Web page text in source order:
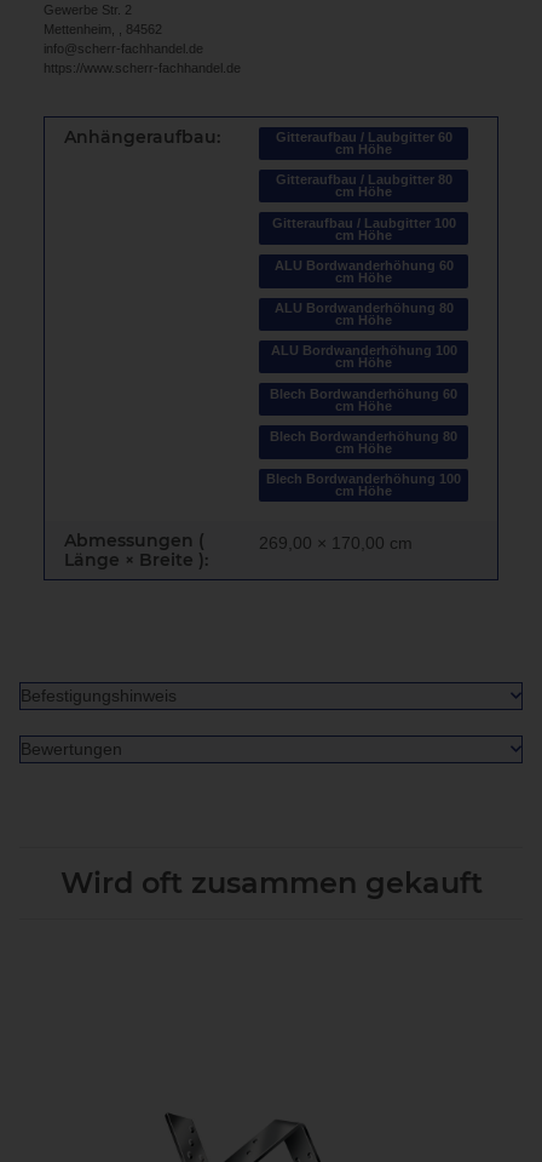
Gewerbe Str. 2
Mettenheim, , 84562
info@scherr-fachhandel.de
https://www.scherr-fachhandel.de
Anhängeraufbau:
Gitteraufbau / Laubgitter 60
cm Höhe
Gitteraufbau / Laubgitter 80
cm Höhe
Gitteraufbau / Laubgitter 100
cm Höhe
ALU Bordwanderhöhung 60
cm Höhe
ALU Bordwanderhöhung 80
cm Höhe
ALU Bordwanderhöhung 100
cm Höhe
Blech Bordwanderhöhung 60
cm Höhe
Blech Bordwanderhöhung 80
cm Höhe
Blech Bordwanderhöhung 100
cm Höhe
Abmessungen (
Länge × Breite ):
269,00 × 170,00 cm
Befestigungshinweis
Bewertungen
Wird oft zusammen gekauft